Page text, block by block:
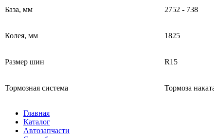
База, мм 2752 - 738
Колея, мм 1825
Размер шин R15
Тормозная система Тормоза наката
Главная
Каталог
Автозапчасти